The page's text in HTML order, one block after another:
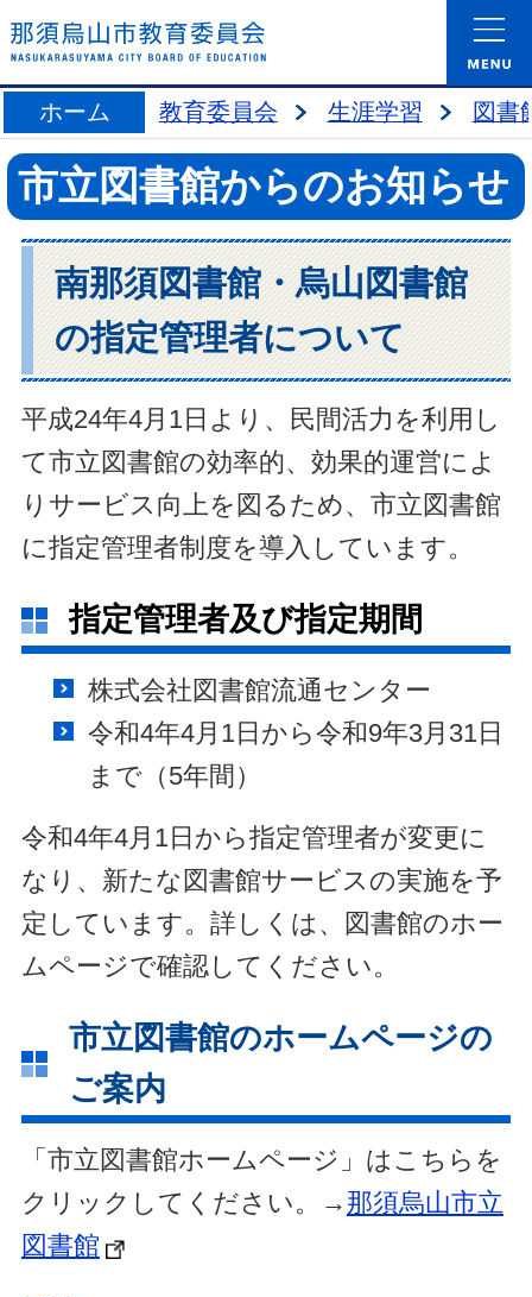
ホーム 教育委員会 生涯学習 図書
市立図書館からのお知らせ
南那須図書館・烏山図書館
の指定管理者について
平成24年4月1日より、民間活力を利用し
て市立図書館の効率的、効果的運営によ
りサービス向上を図るため、市立図書館
に指定管理者制度を導入しています。
指定管理者及び指定期間
株式会社図書館流通センター
令和4年4月1日から令和9年3月31日
まで（5年間）
令和4年4月1日から指定管理者が変更に
なり、新たな図書館サービスの実施を予
定しています。詳しくは、図書館のホー
ムページで確認してください。
市立図書館のホームページの
ご案内
「市立図書館ホームページ」はこちらを
クリックしてください。→ 那須烏山市立
図書館